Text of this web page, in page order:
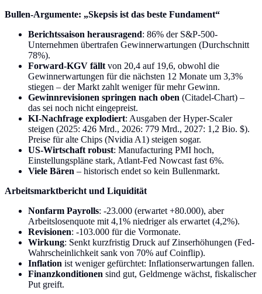
Bullen-Argumente: „Skepsis ist das beste Fundament“
Berichtssaison herausragend: 86% der S&P-500-
Unternehmen übertrafen Gewinnerwartungen (Durchschnitt
78%).
Forward-KGV fällt von 20,4 auf 19,6, obwohl die
Gewinnerwartungen für die nächsten 12 Monate um 3,3%
stiegen – der Markt zahlt weniger für mehr Gewinn.
Gewinnrevisionen springen nach oben (Citadel-Chart) –
das sei noch nicht eingepreist.
KI-Nachfrage explodiert: Ausgaben der Hyper-Scaler
steigen (2025: 426 Mrd., 2026: 779 Mrd., 2027: 1,2 Bio. $).
Preise für alte Chips (Nvidia A1) steigen sogar.
US-Wirtschaft robust: Manufacturing PMI hoch,
Einstellungspläne stark, Atlant-Fed Nowcast fast 6%.
Viele Bären – historisch endet so kein Bullenmarkt.
Arbeitsmarktbericht und Liquidität
Nonfarm Payrolls: -23.000 (erwartet +80.000), aber
Arbeitslosenquote mit 4,1% niedriger als erwartet (4,2%).
Revisionen: -103.000 für die Vormonate.
Wirkung: Senkt kurzfristig Druck auf Zinserhöhungen (Fed-
Wahrscheinlichkeit sank von 70% auf Coinflip).
Inflation ist weniger gefürchtet: Inflationserwartungen fallen.
Finanzkonditionen sind gut, Geldmenge wächst, fiskalischer
Put greift.